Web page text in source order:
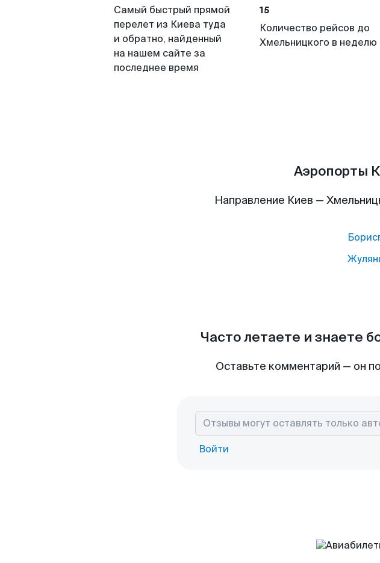
Самый быстрый прямой
перелет из Киева туда
и обратно, найденный
на нашем сайте за
последнее время
15
Количество рейсов до
Хмельницкого в неделю
Аэропорты
Направление Киев —
Часто летаете и знаете
Оставьте комментарий — он
Войти